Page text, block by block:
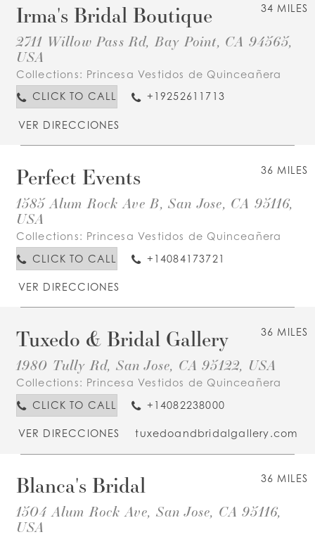
34 MILES
Irma's Bridal Boutique
2711 Willow Pass Rd, Bay Point, CA 94565,
USA
Collections: Princesa Vestidos de Quinceañera
CLICK TO CALL
+19252611713
VER DIRECCIONES
36 MILES
Perfect Events
1585 Alum Rock Ave B, San Jose, CA 95116,
USA
Collections: Princesa Vestidos de Quinceañera
CLICK TO CALL
+14084173721
VER DIRECCIONES
36 MILES
Tuxedo & Bridal Gallery
1980 Tully Rd, San Jose, CA 95122, USA
Collections: Princesa Vestidos de Quinceañera
CLICK TO CALL
+14082238000
VER DIRECCIONES tuxedoandbridalgallery.com
36 MILES
Blanca's Bridal
1504 Alum Rock Ave, San Jose, CA 95116,
USA